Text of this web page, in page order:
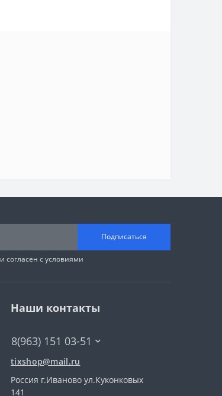
Подписаться
и согласен с условиями
Наши контакты
8(963) 151 03-51
tixshop@mail.ru
Россия г.Иваново ул.Куконковых
141